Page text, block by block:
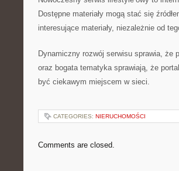
Dostępne materiały mogą stać się
interesujące materiały, niezależnie od
Dynamiczny rozwój serwisu sprawia, że
oraz bogata tematyka sprawiają, że
być ciekawym miejscem w sieci.
CATEGORIES: NIERUCHOMOŚCI
Comments are closed.